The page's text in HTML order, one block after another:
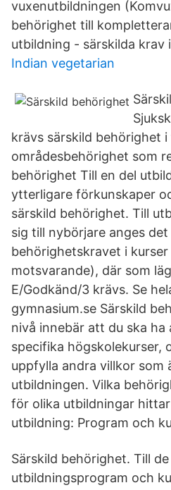
vuxenutbildningen
behörighet till
utbildning - särskilda krav
Indian vegetarian
krävs särskild behörighet
områdesbehörighet som
behörighet Till en del
ytterligare förkunskaper
särskild behörighet. Till
sig till nybörjare anges det
behörighetskravet i
motsvarande), där som
E/Godkänd/3 krävs. Se
gymnasium.se Särskild
nivå innebär att du ska ha
specifika högskolekurser,
uppfylla andra villkor som
utbildningen. Vilka
för olika utbildningar
utbildning: Program och
Särskild behörighet. Till
utbildningsprogram och